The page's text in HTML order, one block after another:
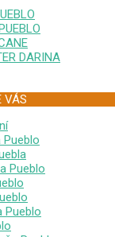
DARINA
VÁS
Pueblo
Pueblo
Pueblo